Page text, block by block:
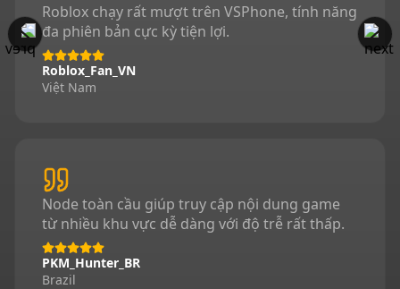
Roblox chạy rất mượt trên VSPhone, tính năng
đa phiên bản cực kỳ tiện lợi.
Roblox_Fan_VN
Việt Nam
Node toàn cầu giúp truy cập nội dung game
từ nhiều khu vực dễ dàng với độ trễ rất thấp.
PKM_Hunter_BR
Brazil